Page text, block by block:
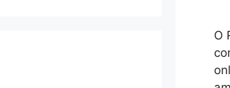
O